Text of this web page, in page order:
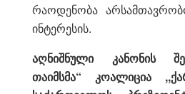
რაოდენობა
ინტერესის.
აღნიშნულიკანონის
თაიმსმა“ კოალიცია